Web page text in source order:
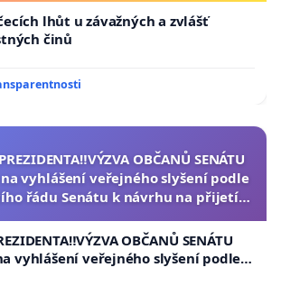
lhůt u závažných a zvlášť
činů
OBČANŮ SENÁTU
na vyhlášení veřejného slyšení podle
řádu Senátu k návrhu na přijetí
republiky
OBČANŮ SENÁTU
vyhlášení veřejného slyšení podle §
řádu Senátu k návrhu na přijetí